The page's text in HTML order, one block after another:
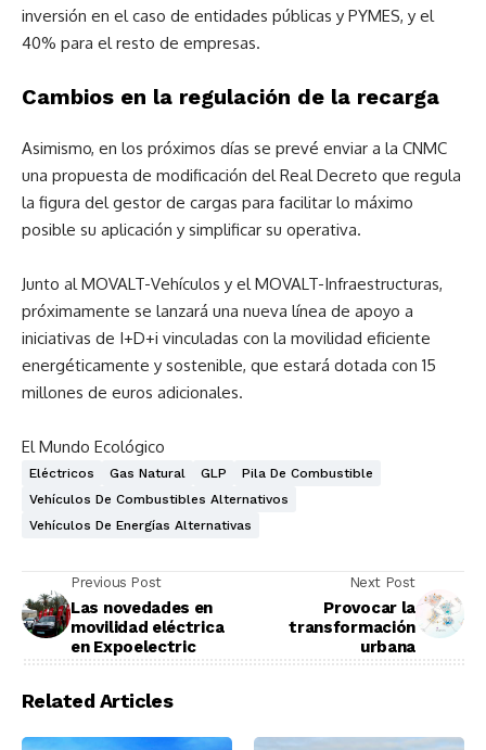
inversión en el caso de entidades públicas y PYMES, y el
40% para el resto de empresas.
Cambios en la regulación de la recarga
Asimismo, en los próximos días se prevé enviar a la CNMC
una propuesta de modificación del Real Decreto que regula
la figura del gestor de cargas para facilitar lo máximo
posible su aplicación y simplificar su operativa.
Junto al MOVALT-Vehículos y el MOVALT-Infraestructuras,
próximamente se lanzará una nueva línea de apoyo a
iniciativas de I+D+i vinculadas con la movilidad eficiente
energéticamente y sostenible, que estará dotada con 15
millones de euros adicionales.
El Mundo Ecológico
Eléctricos Gas Natural GLP
Pila De Combustible
Vehículos De Combustibles Alternativos
Vehículos De Energías Alternativas
Previous Post
Las novedades en
movilidad eléctrica
en Expoelectric
Next Post
Provocar la
transformación
urbana
Related Articles